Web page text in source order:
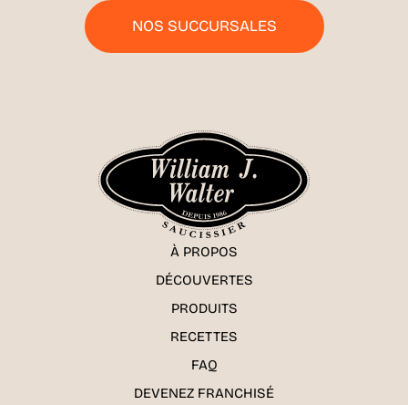
NOS SUCCURSALES
À PROPOS
DÉCOUVERTES
PRODUITS
RECETTES
FAQ
DEVENEZ FRANCHISÉ